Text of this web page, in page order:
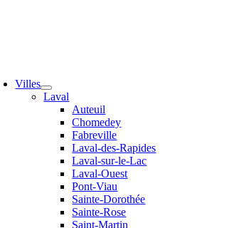
Villes
Laval
Auteuil
Chomedey
Fabreville
Laval-des-Rapides
Laval-sur-le-Lac
Laval-Ouest
Pont-Viau
Sainte-Dorothée
Sainte-Rose
Saint-Martin